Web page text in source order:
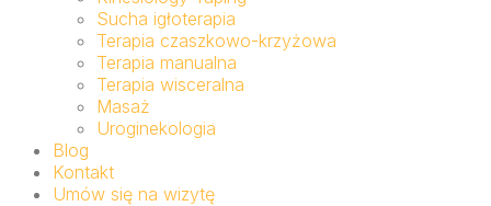
Sucha igłoterapia
Terapia czaszkowo-krzyżowa
Terapia manualna
Terapia wisceralna
Masaż
Uroginekologia
Blog
Kontakt
Umów się na wizytę